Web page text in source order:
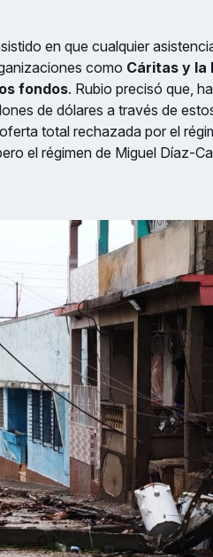
en que cualquier
como Cáritas y la
fondos. Rubio precisó que,
de dólares a través de
total rechazada por el
el régimen de Miguel Díaz-